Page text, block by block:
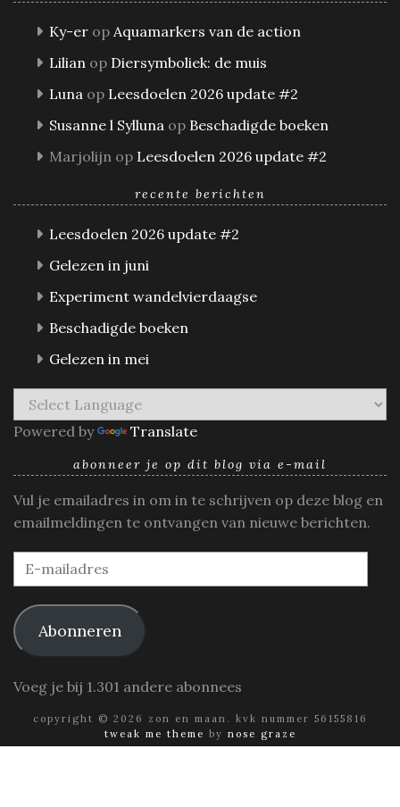
Ky-er op Aquamarkers van de action
Lilian op Diersymboliek: de muis
Luna op Leesdoelen 2026 update #2
Susanne l Sylluna op Beschadigde boeken
Marjolijn op Leesdoelen 2026 update #2
recente berichten
Leesdoelen 2026 update #2
Gelezen in juni
Experiment wandelvierdaagse
Beschadigde boeken
Gelezen in mei
Powered by Translate
abonneer je op dit blog via e-mail
Vul je emailadres in om in te schrijven op deze blog en
emailmeldingen te ontvangen van nieuwe berichten.
E-
mailadres
Abonneren
Voeg je bij 1.301 andere abonnees
copyright © 2026 zon en maan. kvk nummer 56155816
tweak me theme by nose graze